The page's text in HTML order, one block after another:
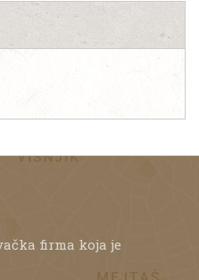
firma koja je